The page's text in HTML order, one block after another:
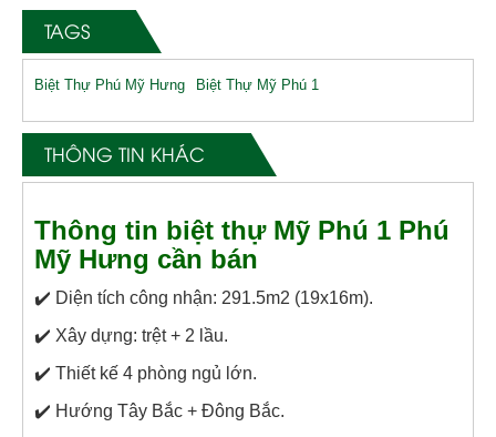
TAGS
Biệt Thự Phú Mỹ Hưng Biệt Thự Mỹ Phú 1
THÔNG TIN KHÁC
Thông tin biệt thự Mỹ Phú 1 Phú
Mỹ Hưng cần bán
✔️ Diện tích công nhận: 291.5m2 (19x16m).
✔️ Xây dựng: trệt + 2 lầu.
✔️ Thiết kế 4 phòng ngủ lớn.
✔️ Hướng Tây Bắc + Đông Bắc.